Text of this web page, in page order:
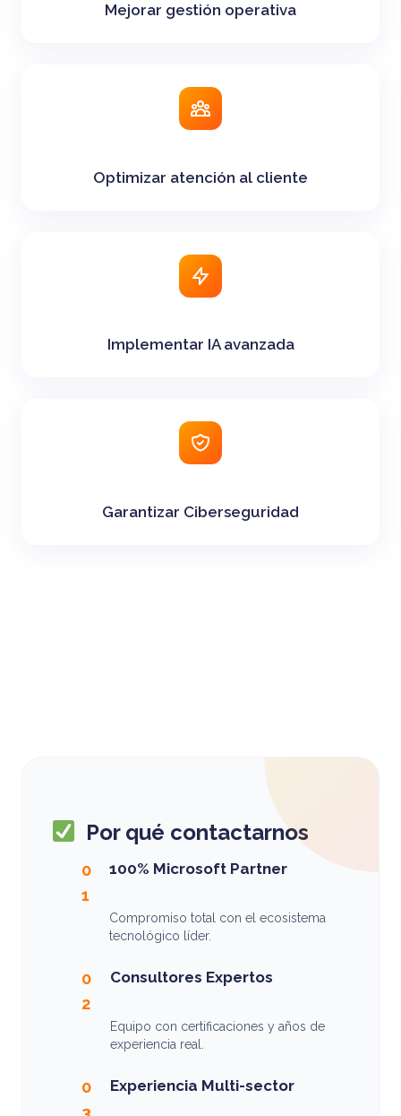
Mejorar gestión operativa
Optimizar atención al cliente
Implementar IA avanzada
Garantizar Ciberseguridad
Por qué contactarnos
0
1
100% Microsoft Partner
Compromiso total con el ecosistema
tecnológico líder.
0
2
Consultores Expertos
Equipo con certificaciones y años de
experiencia real.
0
3
Experiencia Multi-sector